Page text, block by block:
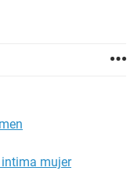
mujer